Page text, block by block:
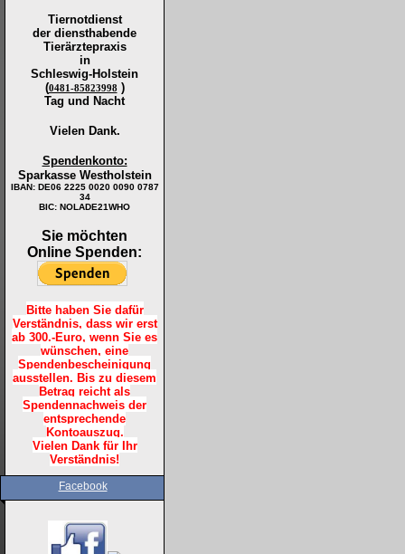
Tiernotdienst
der diensthabende
Tierärztepraxis
in
Schleswig-Holstein
(0481-85823998 )
Tag und Nacht
Vielen Dank.
Spendenkonto:
Sparkasse Westholstein
IBAN: DE06 2225 0020 0090 0787
34
BIC: NOLADE21WHO
Sie möchten
Online Spenden:
Bitte haben Sie dafür
Verständnis, dass wir erst
ab 300.-Euro, wenn Sie es
wünschen, eine
Spendenbescheinigung
ausstellen. Bis zu diesem
Betrag reicht als
Spendennachweis der
entsprechende
Kontoauszug.
Vielen Dank für Ihr
Verständnis!
Facebook